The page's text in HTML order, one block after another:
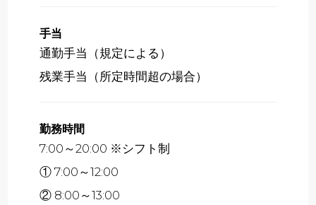
手当
通勤手当（規定による）
残業手当（所定時間超の場合）
勤務時間
7:00～20:00 ※シフト制
① 7:00～12:00
② 8:00～13:00